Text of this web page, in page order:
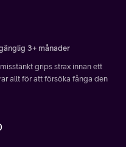
3+ månader
grips strax innan ett
allt för att försöka fånga den